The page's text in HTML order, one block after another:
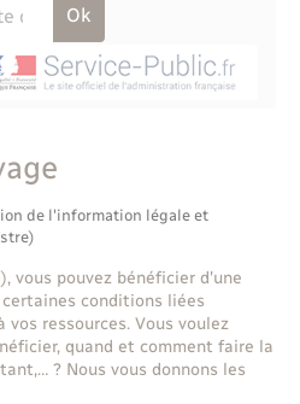
d’occupation de l’espace
de l'information légale et
vous pouvez bénéficier d'une
conditions liées
ressources. Vous voulez
quand et comment faire la
? Nous vous donnons les